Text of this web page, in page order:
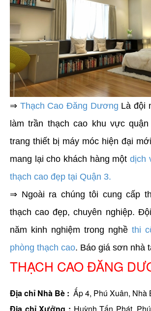
⇒ Thạch Cao Đăng Dương Là đội
làm trần thạch cao khu vực
trang thiết bị máy móc hiện đại
mang lại cho khách hàng mộtdịch
thạch cao đẹp tại Quận 3.
⇒ Ngoài ra chúng tôi cung cấp
thạch cao đẹp, chuyên nghiệp.
năm kinh nghiệm trong nghề thi
phòng thạch cao. Báo giá sơn nhà
THẠCH CAO ĐĂNG
Địa chỉ Nhà Bè : Ấp 4, Phú Xuân, Nhà
Địa chỉ Xưởng : Huỳnh Tấn Phát,